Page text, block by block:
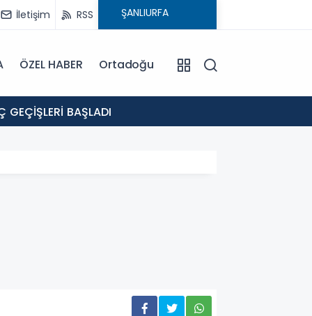
İletişim RSS
ÖZEL HABER Ortadoğu
GEÇİŞLERİ BAŞLADI